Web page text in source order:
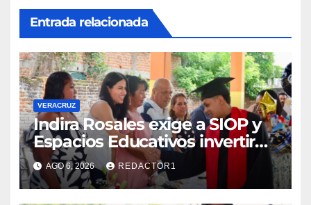
Entrada relacionada
VERACRUZ
Indira Rosales exige a SIOP y
Espacios Educativos invertir
760 millones de pesos en
obras para escuelas de
Veracruz
AGO 6, 2026 REDACTOR1